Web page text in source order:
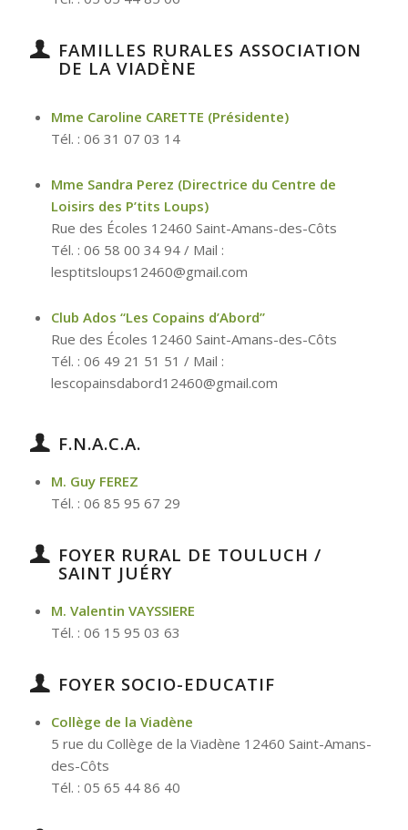
FAMILLES RURALES ASSOCIATION
DE LA VIADÈNE
Mme Caroline CARETTE (Présidente)
Tél. : 06 31 07 03 14
Mme Sandra Perez (Directrice du Centre de
Loisirs des P’tits Loups)
Rue des Écoles 12460 Saint-Amans-des-Côts
Tél. : 06 58 00 34 94 / Mail :
lesptitsloups12460@gmail.com
Club Ados “Les Copains d’Abord”
Rue des Écoles 12460 Saint-Amans-des-Côts
Tél. : 06 49 21 51 51 / Mail :
lescopainsdabord12460@gmail.com
F.N.A.C.A.
M. Guy FEREZ
Tél. : 06 85 95 67 29
FOYER RURAL DE TOULUCH /
SAINT JUÉRY
M. Valentin VAYSSIERE
Tél. : 06 15 95 03 63
FOYER SOCIO-EDUCATIF
Collège de la Viadène
5 rue du Collège de la Viadène 12460 Saint-Amans-
des-Côts
Tél. : 05 65 44 86 40